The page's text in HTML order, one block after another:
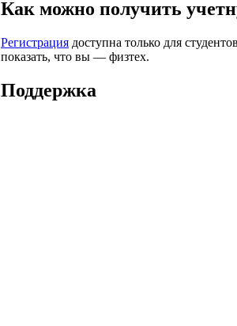
Как можно получить
Регистрация доступна только для
показать, что вы — физтех.
Поддержка